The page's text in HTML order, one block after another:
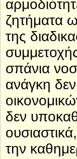
ζητήματα
της
σπάνια
ανάγκη
δεν
την